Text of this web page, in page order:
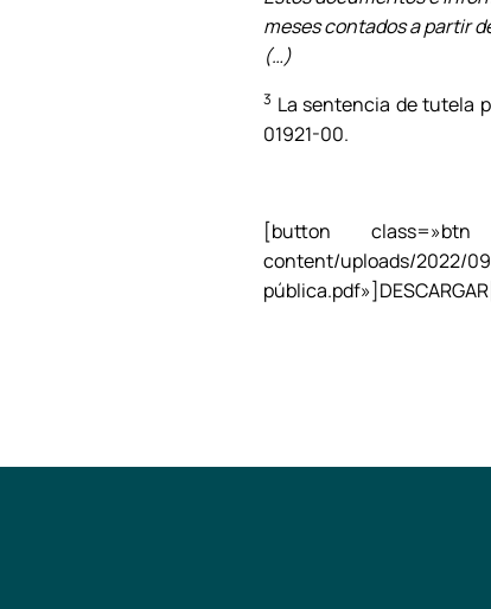
meses contados a partir
(…)
3 La sentencia de tutela
01921-00.
[button class=»btn
content/uploads/2022/